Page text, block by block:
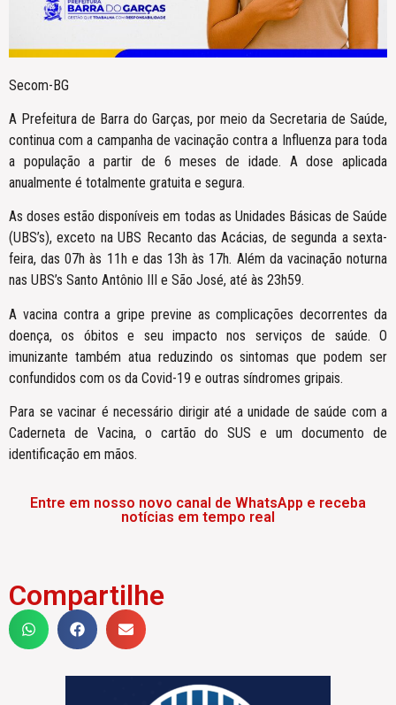
Secom-BG
A Prefeitura de Barra do Garças, por meio da Secretaria de Saúde,
continua com a campanha de vacinação contra a Influenza para toda
a população a partir de 6 meses de idade. A dose aplicada
anualmente é totalmente gratuita e segura.
As doses estão disponíveis em todas as Unidades Básicas de Saúde
(UBS’s), exceto na UBS Recanto das Acácias, de segunda a sexta-
feira, das 07h às 11h e das 13h às 17h. Além da vacinação noturna
nas UBS’s Santo Antônio III e São José, até às 23h59.
A vacina contra a gripe previne as complicações decorrentes da
doença, os óbitos e seu impacto nos serviços de saúde. O
imunizante também atua reduzindo os sintomas que podem ser
confundidos com os da Covid-19 e outras síndromes gripais.
Para se vacinar é necessário dirigir até a unidade de saúde com a
Caderneta de Vacina, o cartão do SUS e um documento de
identificação em mãos.
Entre em nosso novo canal de WhatsApp e receba
notícias em tempo real
Compartilhe